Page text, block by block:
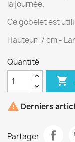
la journée.
Ce gobelet est
Hauteur: 7 cm -
Quantité

 Derniers
Partager